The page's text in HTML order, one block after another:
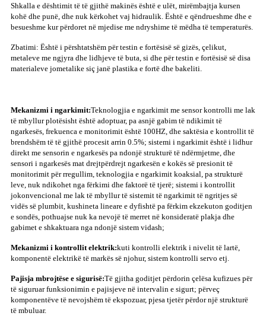
Shkalla e dështimit të të gjithë makinës është e ulët, mirëmbajtja kursen
kohë dhe punë, dhe nuk kërkohet vaj hidraulik. Është e qëndrueshme dhe e
besueshme kur përdoret në mjedise me ndryshime të mëdha të temperaturës.
Zbatimi: Është i përshtatshëm për testin e fortësisë së gizës, çelikut,
metaleve me ngjyra dhe lidhjeve të buta, si dhe për testin e fortësisë së disa
materialeve jometalike siç janë plastika e fortë dhe bakeliti.
Mekanizmi i ngarkimit:Teknologjia e ngarkimit me sensor kontrolli me lak
të mbyllur plotësisht është adoptuar, pa asnjë gabim të ndikimit të
ngarkesës, frekuenca e monitorimit është 100HZ, dhe saktësia e kontrollit të
brendshëm të të gjithë procesit arrin 0.5%; sistemi i ngarkimit është i lidhur
direkt me sensorin e ngarkesës pa ndonjë strukturë të ndërmjetme, dhe
sensori i ngarkesës mat drejtpërdrejt ngarkesën e kokës së presionit të
monitorimit për rregullim, teknologjia e ngarkimit koaksial, pa strukturë
leve, nuk ndikohet nga fërkimi dhe faktorë të tjerë; sistemi i kontrollit
jokonvencional me lak të mbyllur të sistemit të ngarkimit të ngritjes së
vidës së plumbit, kushineta lineare e dyfishtë pa fërkim ekzekuton goditjen
e sondës, pothuajse nuk ka nevojë të merret në konsideratë plakja dhe
gabimet e shkaktuara nga ndonjë sistem vidash;
Mekanizmi i kontrollit elektrik:kuti kontrolli elektrik i nivelit të lartë,
komponentë elektrikë të markës së njohur, sistem kontrolli servo etj.
Pajisja mbrojtëse e sigurisë:Të gjitha goditjet përdorin çelësa kufizues për
të siguruar funksionimin e pajisjeve në intervalin e sigurt; përveç
komponentëve të nevojshëm të ekspozuar, pjesa tjetër përdor një strukturë
të mbuluar.